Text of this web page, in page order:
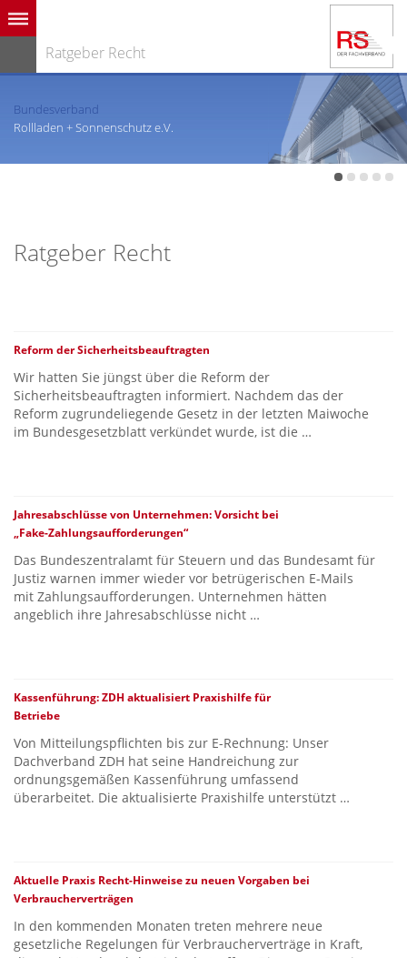
Ratgeber Recht
Bundesverband
Rollladen + Sonnenschutz e.V.
Ratgeber Recht
Reform der Sicherheitsbeauftragten
Wir hatten Sie jüngst über die Reform der
Sicherheitsbeauftragten informiert. Nachdem das der
Reform zugrundeliegende Gesetz in der letzten Maiwoche
im Bundesgesetzblatt verkündet wurde, ist die …
Jahresabschlüsse von Unternehmen: Vorsicht bei
„Fake-Zahlungsaufforderungen“
Das Bundeszentralamt für Steuern und das Bundesamt für
Justiz warnen immer wieder vor betrügerischen E-Mails
mit Zahlungsaufforderungen. Unternehmen hätten
angeblich ihre Jahresabschlüsse nicht …
Kassenführung: ZDH aktualisiert Praxishilfe für
Betriebe
Von Mitteilungspflichten bis zur E-Rechnung: Unser
Dachverband ZDH hat seine Handreichung zur
ordnungsgemäßen Kassenführung umfassend
überarbeitet. Die aktualisierte Praxishilfe unterstützt …
Aktuelle Praxis Recht-Hinweise zu neuen Vorgaben bei
Verbraucherverträgen
In den kommenden Monaten treten mehrere neue
gesetzliche Regelungen für Verbraucherverträge in Kraft,